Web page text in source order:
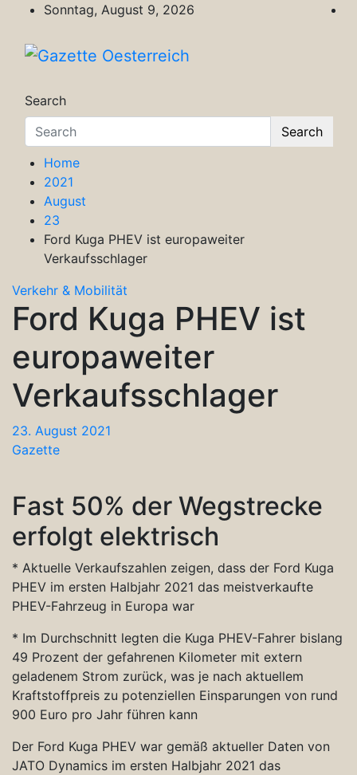
content
Sonntag, August 9, 2026
Search
Search
Home
2021
August
23
Ford Kuga PHEV ist europaweiter
Verkaufsschlager
Verkehr & Mobilität
Ford Kuga PHEV ist
europaweiter
Verkaufsschlager
23. August 2021
Gazette
Fast 50% der Wegstrecke
erfolgt elektrisch
* Aktuelle Verkaufszahlen zeigen, dass der Ford Kuga
PHEV im ersten Halbjahr 2021 das meistverkaufte
PHEV-Fahrzeug in Europa war
* Im Durchschnitt legten die Kuga PHEV-Fahrer bislang
49 Prozent der gefahrenen Kilometer mit extern
geladenem Strom zurück, was je nach aktuellem
Kraftstoffpreis zu potenziellen Einsparungen von rund
900 Euro pro Jahr führen kann
Der Ford Kuga PHEV war gemäß aktueller Daten von
JATO Dynamics im ersten Halbjahr 2021 das